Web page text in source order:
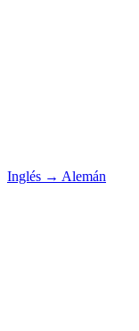
Inglés → Alemán